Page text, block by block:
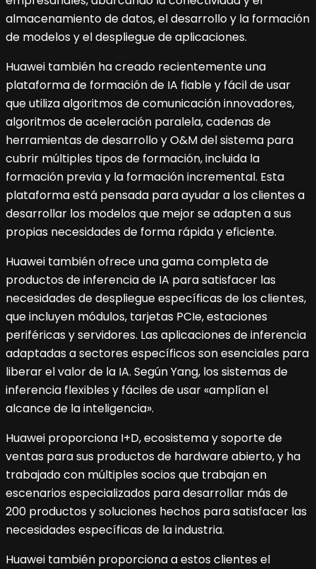
almacenamiento de datos, el desarrollo y la formación
de modelos y el despliegue de aplicaciones.
Huawei también ha creado recientemente una
plataforma de formación de IA fiable y fácil de usar
que utiliza algoritmos de comunicación innovadores,
algoritmos de aceleración paralela, cadenas de
herramientas de desarrollo y O&M del sistema para
cubrir múltiples tipos de formación, incluida la
formación previa y la formación incremental. Esta
plataforma está pensada para ayudar a los clientes a
desarrollar los modelos que mejor se adapten a sus
propias necesidades de forma rápida y eficiente.
Huawei también ofrece una gama completa de
productos de inferencia de IA para satisfacer las
necesidades de despliegue específicas de los clientes,
que incluyen módulos, tarjetas PCIe, estaciones
periféricas y servidores. Las aplicaciones de inferencia
adaptadas a sectores específicos son esenciales para
liberar el valor de la IA. Según Yang, los sistemas de
inferencia flexibles y fáciles de usar «amplían el
alcance de la inteligencia».
Huawei proporciona I+D, ecosistema y soporte de
ventas para sus productos de hardware abierto, y ha
trabajado con múltiples socios que trabajan en
escenarios especializados para desarrollar más de
200 productos y soluciones hechos para satisfacer las
necesidades específicas de la industria.
Huawei también proporciona a estos clientes el